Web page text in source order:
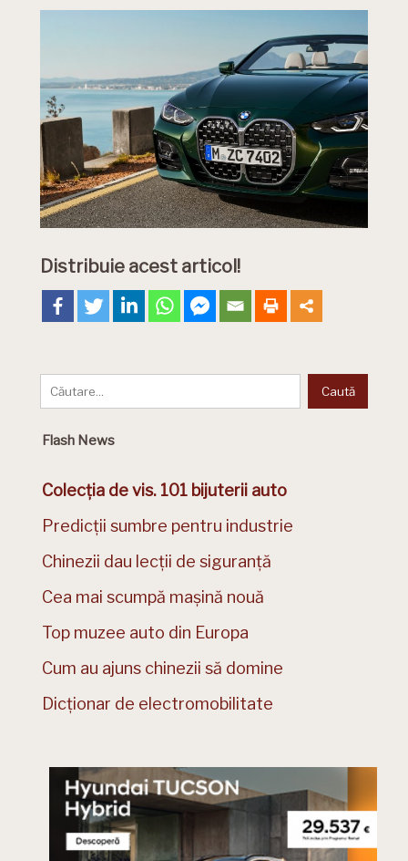
Distribuie acest articol!
Flash News
Colecția de vis. 101 bijuterii auto
Predicții sumbre pentru industrie
Chinezii dau lecții de siguranță
Cea mai scumpă mașină nouă
Top muzee auto din Europa
Cum au ajuns chinezii să domine
Dicționar de electromobilitate